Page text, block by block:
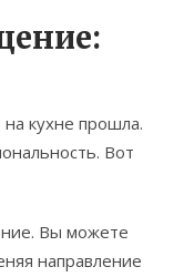
кухне прошла.
Вот
Вы можете
направление